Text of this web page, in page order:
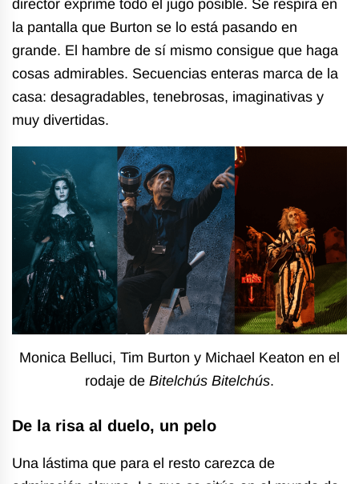
director exprime todo el jugo posible. Se respira en
la pantalla que Burton se lo está pasando en
grande. El hambre de sí mismo consigue que haga
cosas admirables. Secuencias enteras marca de la
casa: desagradables, tenebrosas, imaginativas y
muy divertidas.
Monica Belluci, Tim Burton y Michael Keaton en el
rodaje de Bitelchús Bitelchús.
De la risa al duelo, un pelo
Una lástima que para el resto carezca de